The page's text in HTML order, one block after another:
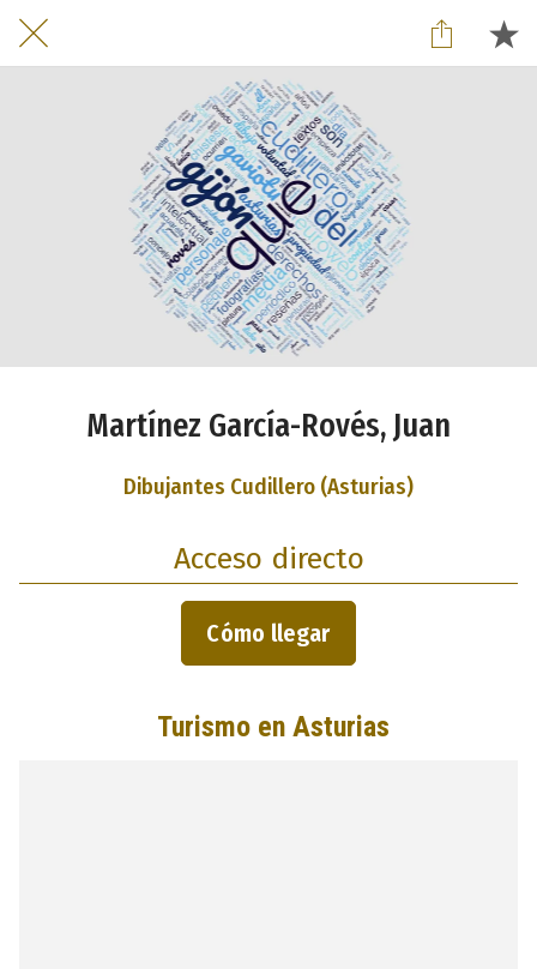
Martínez García-Rovés, Juan
Dibujantes Cudillero (Asturias)
Acceso directo
Cómo llegar